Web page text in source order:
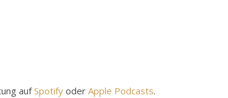
aufSpotify oder Apple Podcasts.